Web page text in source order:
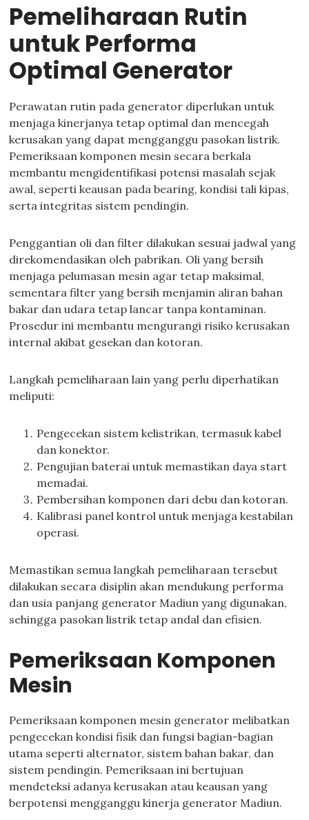
Pemeliharaan Rutin
untuk Performa
Optimal Generator
Perawatan rutin pada generator diperlukan untuk
menjaga kinerjanya tetap optimal dan mencegah
kerusakan yang dapat mengganggu pasokan listrik.
Pemeriksaan komponen mesin secara berkala
membantu mengidentifikasi potensi masalah sejak
awal, seperti keausan pada bearing, kondisi tali kipas,
serta integritas sistem pendingin.
Penggantian oli dan filter dilakukan sesuai jadwal yang
direkomendasikan oleh pabrikan. Oli yang bersih
menjaga pelumasan mesin agar tetap maksimal,
sementara filter yang bersih menjamin aliran bahan
bakar dan udara tetap lancar tanpa kontaminan.
Prosedur ini membantu mengurangi risiko kerusakan
internal akibat gesekan dan kotoran.
Langkah pemeliharaan lain yang perlu diperhatikan
meliputi:
Pengecekan sistem kelistrikan, termasuk kabel
dan konektor.
Pengujian baterai untuk memastikan daya start
memadai.
Pembersihan komponen dari debu dan kotoran.
Kalibrasi panel kontrol untuk menjaga kestabilan
operasi.
Memastikan semua langkah pemeliharaan tersebut
dilakukan secara disiplin akan mendukung performa
dan usia panjang generator Madiun yang digunakan,
sehingga pasokan listrik tetap andal dan efisien.
Pemeriksaan Komponen
Mesin
Pemeriksaan komponen mesin generator melibatkan
pengecekan kondisi fisik dan fungsi bagian-bagian
utama seperti alternator, sistem bahan bakar, dan
sistem pendingin. Pemeriksaan ini bertujuan
mendeteksi adanya kerusakan atau keausan yang
berpotensi mengganggu kinerja generator Madiun.